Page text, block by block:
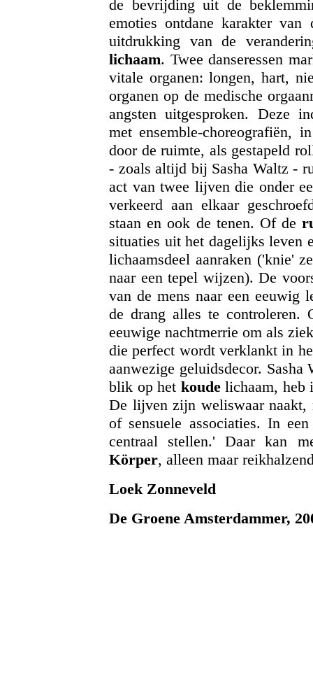
de bevrijding uit de
emoties ontdane karakter
uitdrukking van de
lichaam. Twee danseressen
vitale organen: longen, hart,
organen op de medische
angsten uitgesproken. Deze
met ensemble-choreografiën,
door de ruimte, als gestapeld
- zoals altijd bij Sasha Waltz -
act van twee lijven die onder
verkeerd aan elkaar
staan en ook de tenen. Of de
situaties uit het dagelijks leven
lichaamsdeel aanraken ('knie'
naar een tepel wijzen). De
van de mens naar een eeuwig
de drang alles te controleren.
eeuwige nachtmerrie om als
die perfect wordt verklankt in
aanwezige geluidsdecor.
blik op het koudelichaam, heb
De lijven zijn weliswaar naakt,
of sensuele associaties. In
centraal stellen.' Daar kan
Körper, alleen maar
Loek Zonneveld
De Groene Amsterdammer,